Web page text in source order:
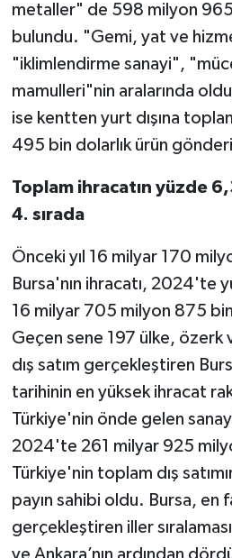
metaller" de 598 milyon 965
bulundu. "Gemi, yat ve
"iklimlendirme sanayi",
mamulleri"nin aralarında
ise kentten yurt dışına
495 bin dolarlık ürün
Toplam ihracatın yüzde
4. sırada
Önceki yıl 16 milyar 170
Bursa'nın ihracatı, 2024'te
16 milyar 705 milyon 875
Geçen sene 197 ülke,
dış satım gerçekleştiren
tarihinin en yüksek ihracat
Türkiye'nin önde gelen
2024'te 261 milyar 925
Türkiye'nin toplam dış
payın sahibi oldu. Bursa, en
gerçekleştiren iller